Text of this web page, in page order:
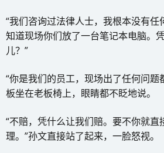
“我们咨询过法律人士，我根本没有
知道现场你们放了一台笔记本电脑。
儿？”
“你是我们的员工，现场出了任何问题
板坐在老板椅上，眼睛都不眨地说。
“不赔，凭什么让我们赔。要不你就直
理。”孙文直接站了起来，一脸怒视。